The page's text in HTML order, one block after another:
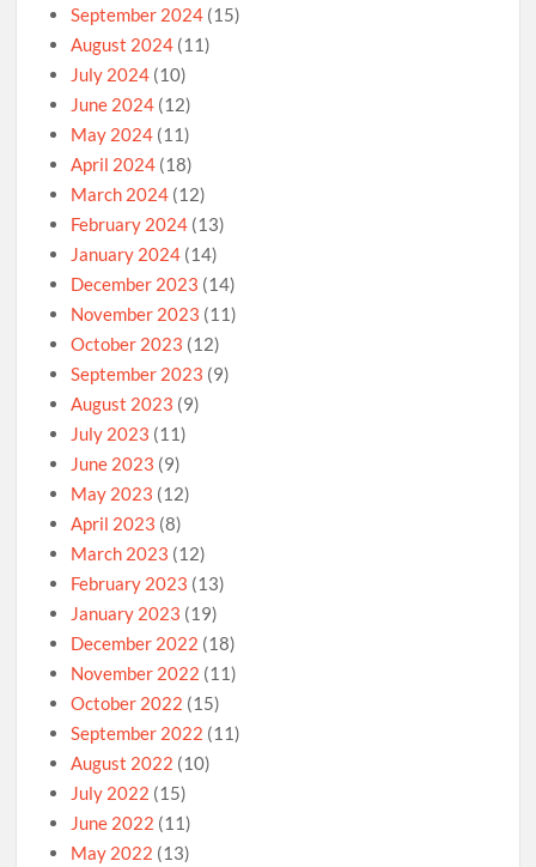
September 2024 (15)
August 2024 (11)
July 2024 (10)
June 2024 (12)
May 2024 (11)
April 2024 (18)
March 2024 (12)
February 2024 (13)
January 2024 (14)
December 2023 (14)
November 2023 (11)
October 2023 (12)
September 2023 (9)
August 2023 (9)
July 2023 (11)
June 2023 (9)
May 2023 (12)
April 2023 (8)
March 2023 (12)
February 2023 (13)
January 2023 (19)
December 2022 (18)
November 2022 (11)
October 2022 (15)
September 2022 (11)
August 2022 (10)
July 2022 (15)
June 2022 (11)
May 2022 (13)